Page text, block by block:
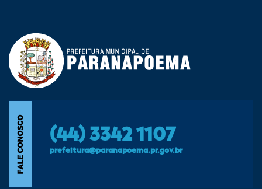
(44) 3342 1107
prefeitura@paranapoema.pr.gov.br